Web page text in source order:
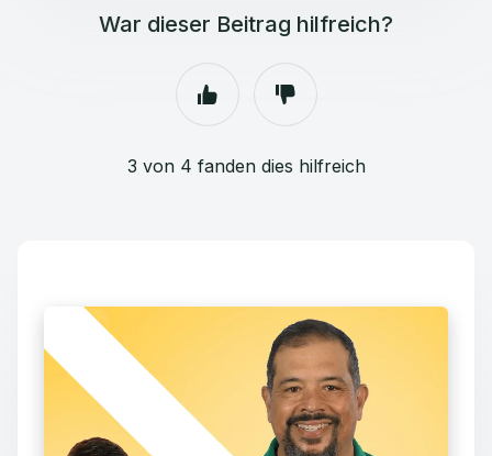
War dieser Beitrag hilfreich?
3 von 4 fanden dies hilfreich